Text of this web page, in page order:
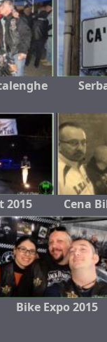
2015 Cena
Bike Expo 2015